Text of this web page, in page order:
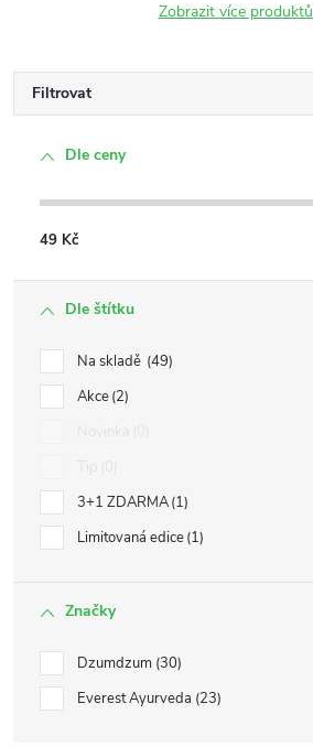
Zobrazit více produktů
Filtrovat
Dle ceny
49 Kč
Dle štítku
Na skladě 49
Akce 2
3+1 ZDARMA 1
Limitovaná edice 1
Značky
Dzumdzum 30
Everest Ayurveda 23